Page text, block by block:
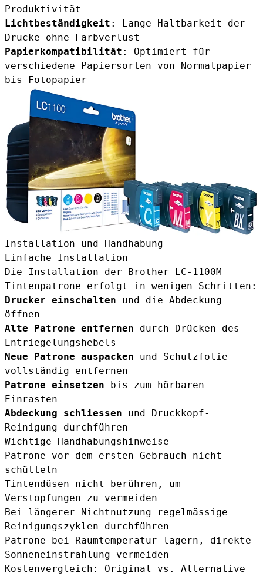
Produktivität
Lichtbeständigkeit : Lange Haltbarkeit der
Drucke ohne Farbverlust
Papierkompatibilität : Optimiert für
verschiedene Papiersorten von Normalpapier
bis Fotopapier
Installation und Handhabung
Einfache Installation
Die Installation der Brother LC-1100M
Tintenpatrone erfolgt in wenigen Schritten:
Drucker einschalten und die Abdeckung
öffnen
Alte Patrone entfernen durch Drücken des
Entriegelungshebels
Neue Patrone auspacken und Schutzfolie
vollständig entfernen
Patrone einsetzen bis zum hörbaren
Einrasten
Abdeckung schliessen und Druckkopf-
Reinigung durchführen
Wichtige Handhabungshinweise
Patrone vor dem ersten Gebrauch nicht
schütteln
Tintendüsen nicht berühren, um
Verstopfungen zu vermeiden
Bei längerer Nichtnutzung regelmässige
Reinigungszyklen durchführen
Patrone bei Raumtemperatur lagern, direkte
Sonneneinstrahlung vermeiden
Kostenvergleich: Original vs. Alternative